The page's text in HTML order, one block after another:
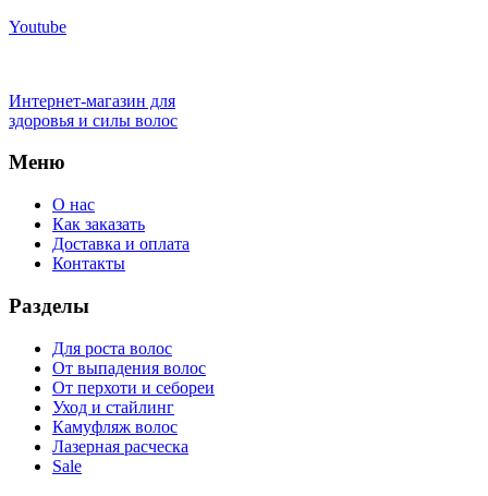
Youtube
Интернет-магазин для
здоровья и силы волос
Меню
О нас
Как заказать
Доставка и оплата
Контакты
Разделы
Для роста волос
От выпадения волос
От перхоти и себореи
Уход и стайлинг
Камуфляж волос
Лазерная расческа
Sale